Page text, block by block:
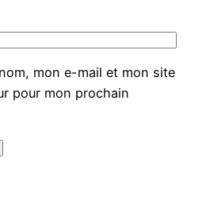
mon e-mail et mon site
pour mon prochain